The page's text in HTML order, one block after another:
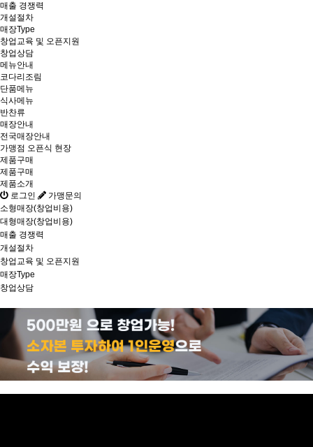
매출 경쟁력
개설절차
매장Type
창업교육 및 오픈지원
창업상담
메뉴안내
코다리조림
단품메뉴
식사메뉴
반찬류
매장안내
전국매장안내
가맹점 오픈식 현장
제품구매
제품구매
제품소개
로그인
가맹문의
소형매장(창업비용)
대형매장(창업비용)
매출 경쟁력
개설절차
창업교육 및 오픈지원
매장Type
창업상담